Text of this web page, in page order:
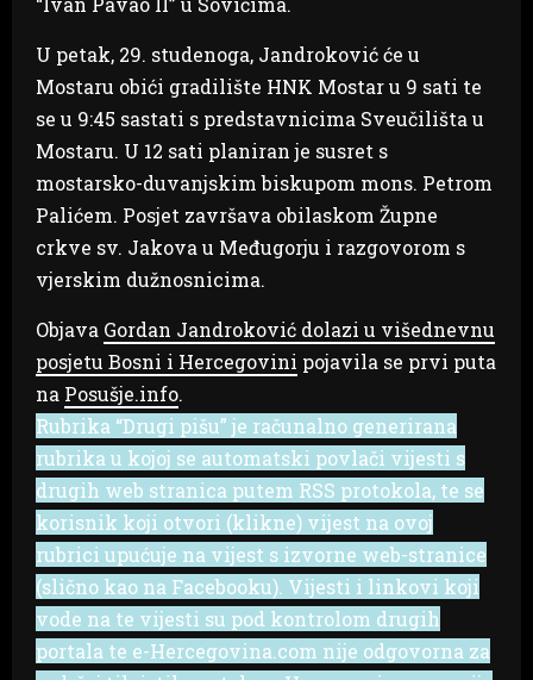
U petak, 29. studenoga, Jandroković će u
Mostaru obići gradilište HNK Mostar u 9 sati te
se u 9:45 sastati s predstavnicima Sveučilišta u
Mostaru. U 12 sati planiran je susret s
mostarsko-duvanjskim biskupom mons. Petrom
Palićem. Posjet završava obilaskom Župne
crkve sv. Jakova u Međugorju i razgovorom s
vjerskim dužnosnicima.
Objava Gordan Jandroković dolazi u višednevnu
posjetu Bosni i Hercegovini pojavila se prvi puta
na Posušje.info.
Rubrika “Drugi pišu” je računalno generirana
rubrika u kojoj se automatski povlači vijesti s
drugih web stranica putem RSS protokola, te se
korisnik koji otvori (klikne) vijest na ovoj
rubrici upućuje na vijest s izvorne web-stranice
(slično kao na Facebooku). Vijesti i linkovi koji
vode na te vijesti su pod kontrolom drugih
portala te e-Hercegovina.com nije odgovorna za